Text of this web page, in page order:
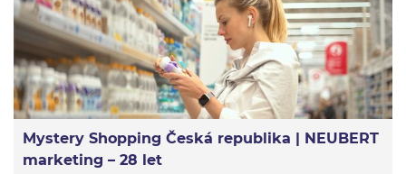
Mystery Shopping Česká republika | NEUBERT
marketing – 28 let